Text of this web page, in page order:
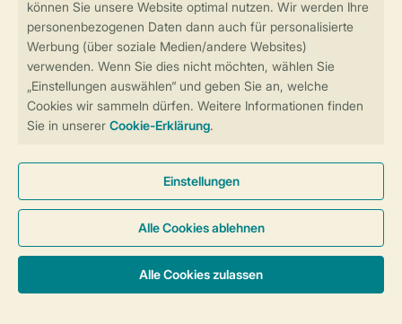
Sicherstellung Deiner Privatsphäre
Sichere Datenübertragung
Sicheres Bezahlen
Cookies und Banner
Barrierefreiheit
© 2026 Landal GreenParks GmbH